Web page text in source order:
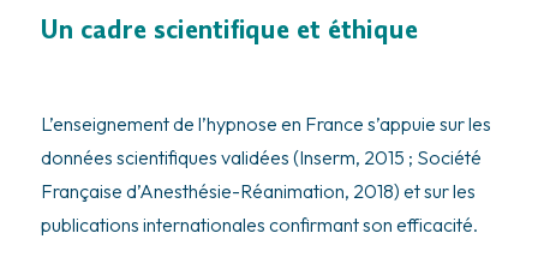
Un cadre scientifique et éthique
L’enseignement de l’hypnose en France s’appuie sur les
données scientifiques validées (Inserm, 2015 ; Société
Française d’Anesthésie-Réanimation, 2018) et sur les
publications internationales confirmant son efficacité.